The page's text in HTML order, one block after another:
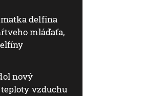
delfína
mláďaťa,
nový
vzduchu